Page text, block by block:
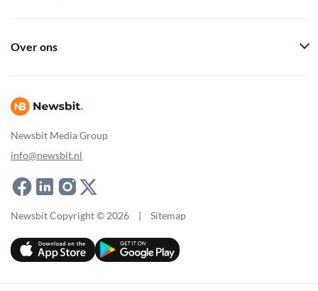
Newsbit Media Group
info@newsbit.nl
Over ons
Newsbit Copyright © 2026 | Sitemap